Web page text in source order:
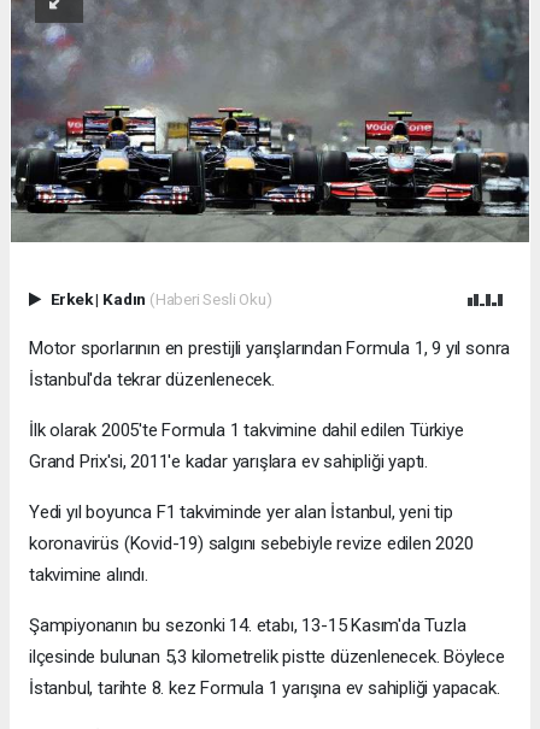
Erkek| Kadın (Haberi Sesli Oku)
Motor sporlarının en prestijli yarışlarından Formula 1, 9 yıl sonra
İstanbul'da tekrar düzenlenecek.
İlk olarak 2005'te Formula 1 takvimine dahil edilen Türkiye
Grand Prix'si, 2011'e kadar yarışlara ev sahipliği yaptı.
Yedi yıl boyunca F1 takviminde yer alan İstanbul, yeni tip
koronavirüs (Kovid-19) salgını sebebiyle revize edilen 2020
takvimine alındı.
Şampiyonanın bu sezonki 14. etabı, 13-15 Kasım'da Tuzla
ilçesinde bulunan 5,3 kilometrelik pistte düzenlenecek. Böylece
İstanbul, tarihte 8. kez Formula 1 yarışına ev sahipliği yapacak.